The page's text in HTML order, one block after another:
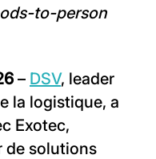
to-person
– DSV, leader
la logistique, a
Exotec,
de solutions